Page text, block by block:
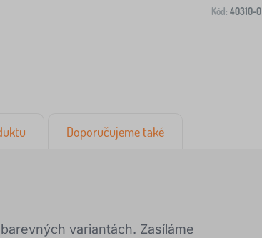
Kód: 40310-0
Doporučujeme také
variantách. Zasíláme